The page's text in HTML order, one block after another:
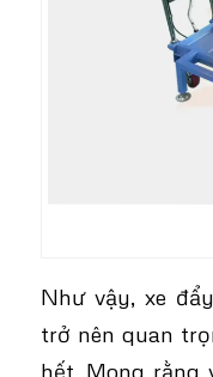
Như vậy, xe
trở nên quan
hết. Mong rằng